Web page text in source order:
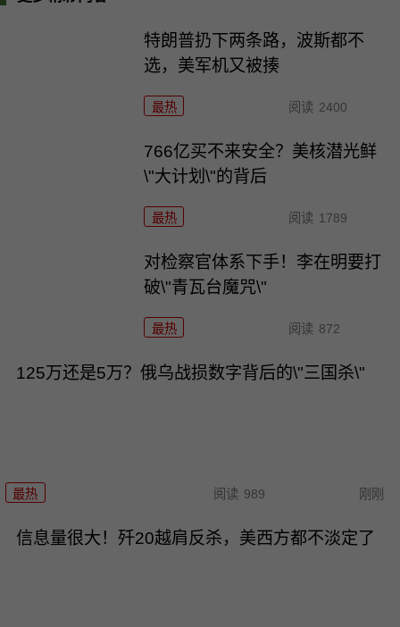
特朗普扔下两条路，波斯都不
选，美军机又被揍
最热 阅读 2400
766亿买不来安全？美核潜光鲜
\"大计划\"的背后
最热 阅读 1789
对检察官体系下手！李在明要打
破\"青瓦台魔咒\"
最热 阅读 872
125万还是5万？俄乌战损数字背后的\"三国杀\"
最热 阅读 989 刚刚
信息量很大！歼20越肩反杀，美西方都不淡定了